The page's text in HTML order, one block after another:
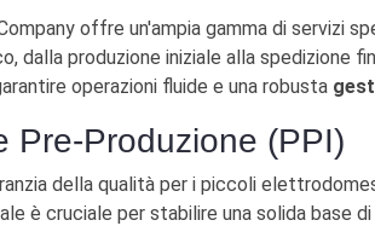
offre un'ampia gamma di servizi
dalla produzione iniziale alla spedizione
operazioni fluide e una robusta
Pre-Produzione (PPI)
della qualità per i piccoli
è cruciale per stabilire una solida base